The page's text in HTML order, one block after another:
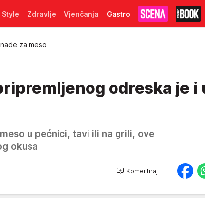
Style Zdravlje Vjenčanja Gastro
za meso
odreska je i
u pećnici, tavi ili na grili, ove
okusa
Komentiraj